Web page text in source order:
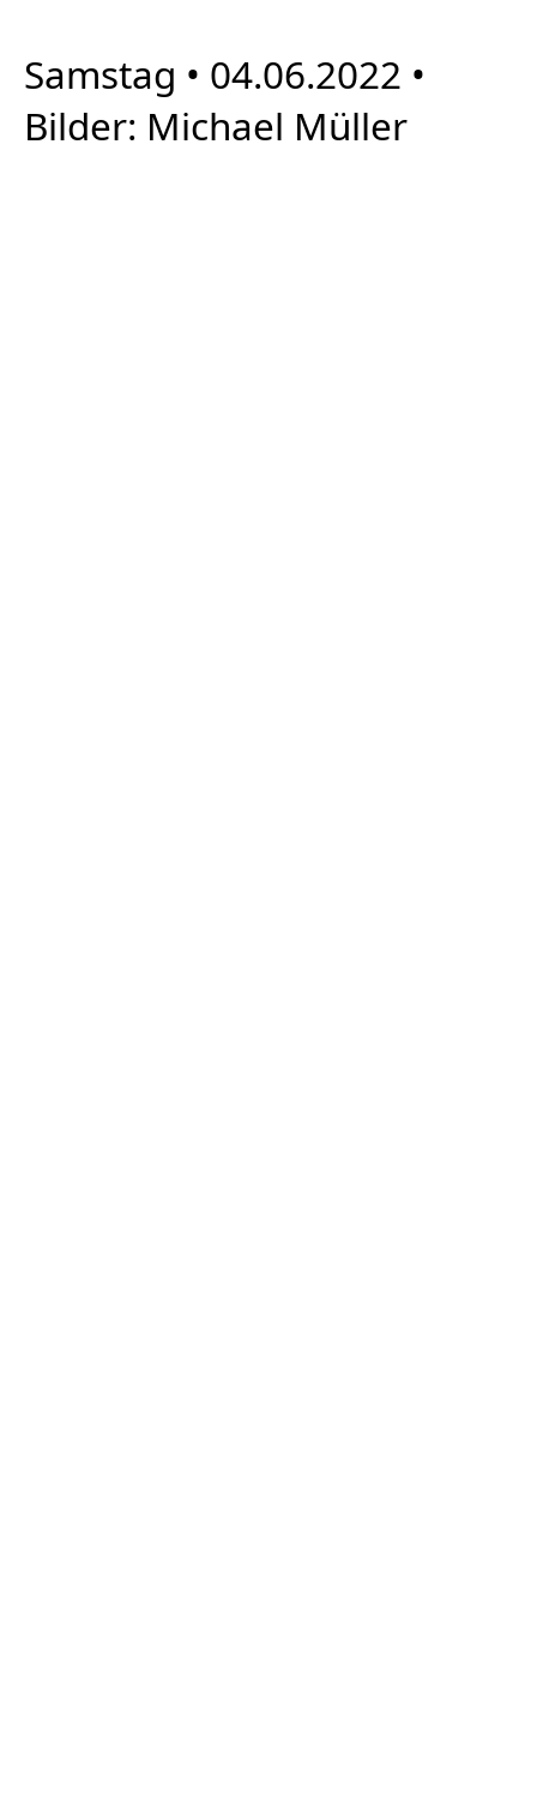
Samstag • 04.06.2022 •
Bilder: Michael Müller